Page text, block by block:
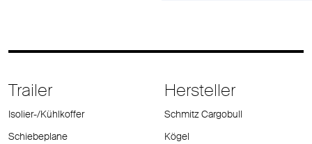
Trailer
Isolier-/Kühlkoffer
Schiebeplane
Hersteller
Schmitz Cargobull
Kögel